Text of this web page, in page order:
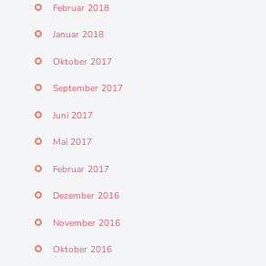
Februar 2018
Januar 2018
Oktober 2017
September 2017
Juni 2017
Mai 2017
Februar 2017
Dezember 2016
November 2016
Oktober 2016